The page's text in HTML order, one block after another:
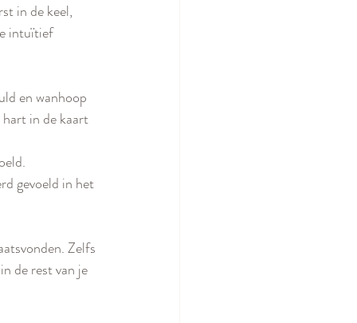
in de keel,
intuïtief
en wanhoop
in de kaart
gevoeld in het
Zelfs
de rest van je